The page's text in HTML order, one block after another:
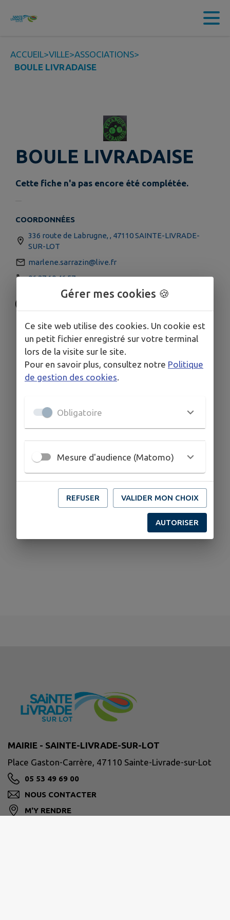
Contenu
ACCUEIL>VILLE>ASSOCIATIONS>
BOULE LIVRADAISE
BOULE LIVRADAISE
Cette fiche n'a pas encore été complétée.
COORDONNÉES
336 route de Labrugne, , 47110 SAINTE-LIVRADE-
SUR-LOT
marlene.sarrazin@live.fr
06 27 10 46 57
MAIRIE - SAINTE-LIVRADE-SUR-LOT
Place Gaston-Carrère, 47110 Sainte-Livrade-sur-Lot
05 53 49 69 00
NOUS CONTACTER
M'Y RENDRE
Gérer mes cookies 🍪
Ce site web utilise des cookies. Un cookie est
un petit fichier enregistré sur votre terminal
lors de la visite sur le site.
Pour en savoir plus, consultez notre Politique
de gestion des cookies.
Obligatoire
Mesure d'audience (Matomo)
REFUSER VALIDER MON CHOIX
AUTORISER